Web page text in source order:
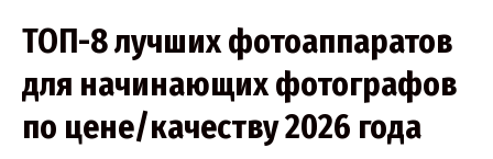
ТОП-8 лучших фотоаппаратов
для начинающих фотографов
по цене/качеству 2026 года